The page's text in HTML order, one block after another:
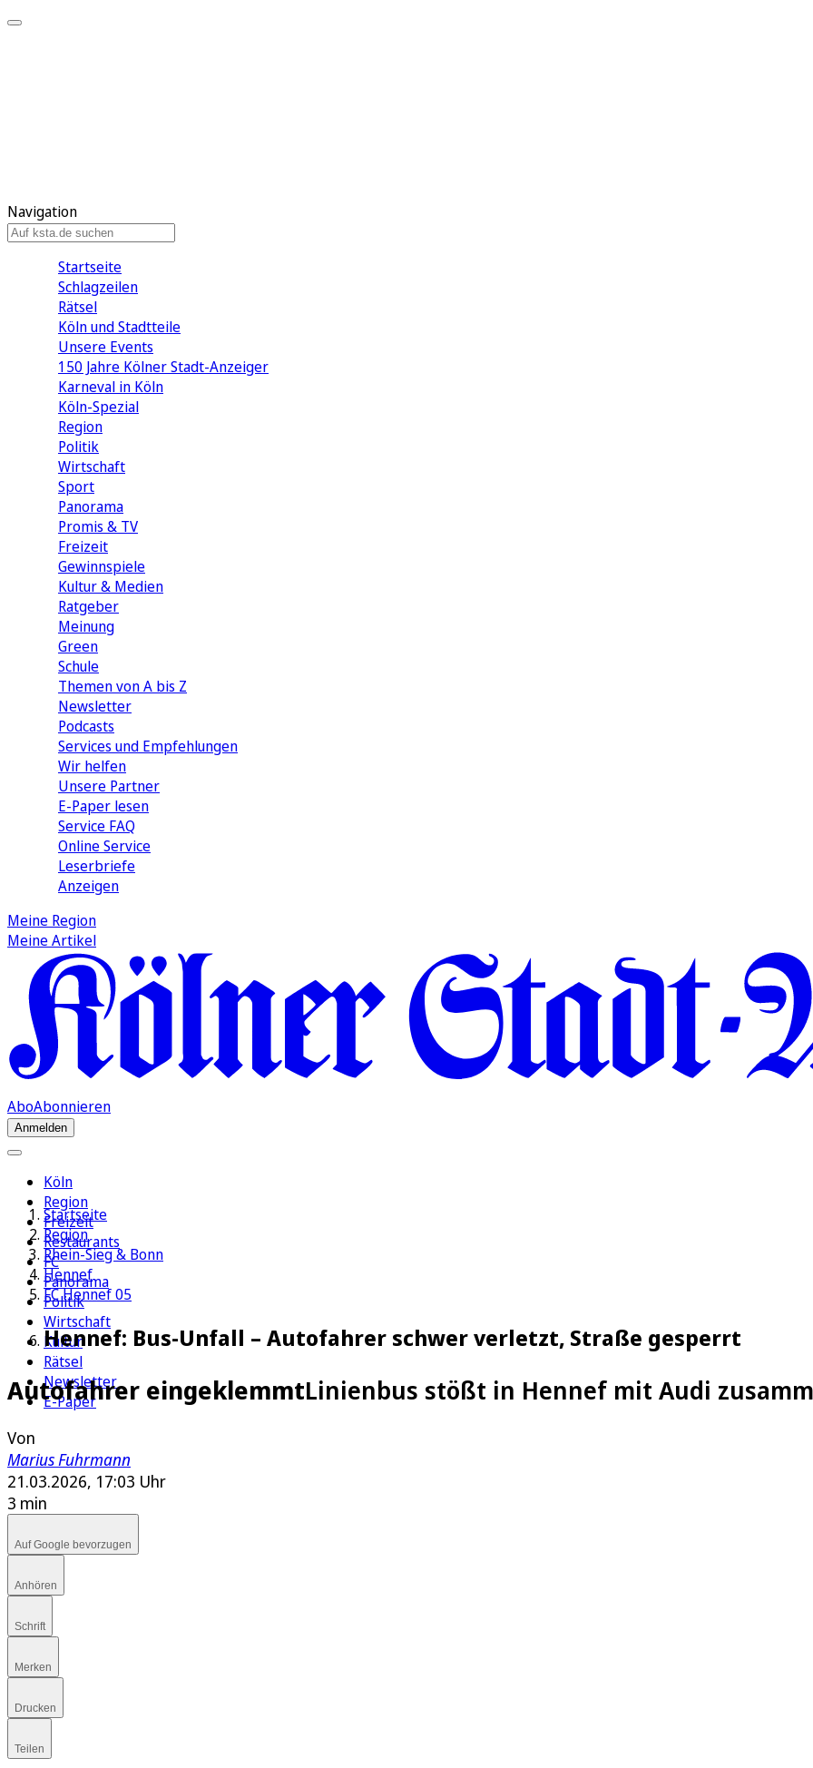
Navigation
Startseite
Schlagzeilen
Rätsel
Köln und Stadtteile
Unsere Events
150 Jahre Kölner Stadt-Anzeiger
Karneval in Köln
Köln-Spezial
Region
Politik
Wirtschaft
Sport
Panorama
Promis & TV
Freizeit
Gewinnspiele
Kultur & Medien
Ratgeber
Meinung
Green
Schule
Themen von A bis Z
Newsletter
Podcasts
Services und Empfehlungen
Wir helfen
Unsere Partner
E-Paper lesen
Service FAQ
Online Service
Leserbriefe
Anzeigen
Meine Region
Meine Artikel
AboAbonnieren
Anmelden
Köln
Region
Freizeit
Restaurants
FC
Panorama
Politik
Wirtschaft
Kultur
Rätsel
Newsletter
E-Paper
Startseite
Region
Rhein-Sieg & Bonn
Hennef
FC Hennef 05
Hennef: Bus-Unfall – Autofahrer schwer verletzt, Straße gesperrt
Autofahrer eingeklemmtLinienbus stößt in Hennef mit Audi
Von
Marius Fuhrmann
21.03.2026, 17:03 Uhr
3 min
Auf Google bevorzugen
Anhören
Schrift
Merken
Drucken
Teilen